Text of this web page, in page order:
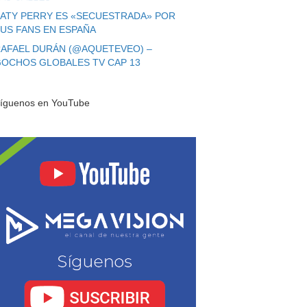
PERRY ES «SECUESTRADA» POR
FANS EN ESPAÑA
DURÁN (@AQUETEVEO) –
GLOBALES TV CAP 13
en YouTube